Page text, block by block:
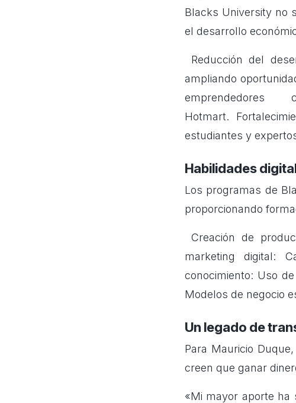
Blacks University no
el desarrollo
Reducción del
ampliando
Hotmart.
estudiantes y
Habilidades
Los programas de
proporcionando
Creación de
marketing digital:
conocimiento: Uso
Modelos de negocio
Un legado de
Para Mauricio
creen que ganar
«Mi mayor aporte ha